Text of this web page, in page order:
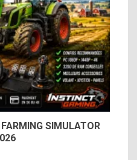
SIMULATOR